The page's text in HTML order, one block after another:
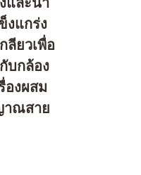
งแกร่ง
ยวเพื่อ
บกล้อง
องผสม
าณสาย